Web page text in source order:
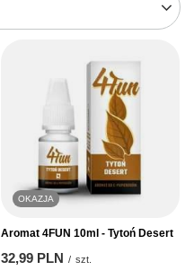
OKAZJA
Aromat 4FUN 10ml - Tytoń Desert
32,99 PLN / szt.